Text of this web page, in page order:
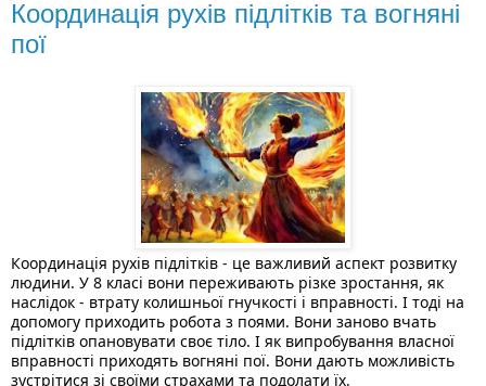
Координація рухів підлітків та вогняні
пої
Координація рухів підлітків - це важливий аспект розвитку
людини. У 8 класі вони переживають різке зростання, як
наслідок - втрату колишньої гнучкості і вправності. І тоді на
допомогу приходить робота з поями. Вони заново вчать
підлітків опановувати своє тіло. І як випробування власної
вправності приходять вогняні пої. Вони дають можливість
зустрітися зі своїми страхами та подолати їх.